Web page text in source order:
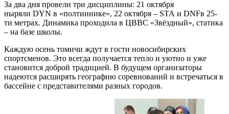
За два дня провели три дисциплины: 21 октября
ныряли DYN в «полтиннике», 22 октября – STA и DNFв 25-
ти метрах. Динамика проходила в ЦВВС «Звёздный», статика
– на базе школы.
Каждую осень томичи ждут в гости новосибирских
спортсменов. Это всегда получается тепло и уютно и уже
становится доброй традицией. В будущем организаторы
надеются расширять географию соревнований и встречаться в
бассейне с представителями разных городов.